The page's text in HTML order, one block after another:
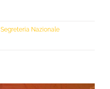
Segreteria Nazionale